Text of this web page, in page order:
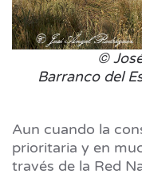
©
Barranco del
Aun cuando la
prioritaria y en
través de la Red